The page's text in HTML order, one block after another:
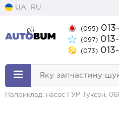
UA RU
(095)
(097)
(073)
Яку запчастину
Наприклад: насос ГУР Туксон,